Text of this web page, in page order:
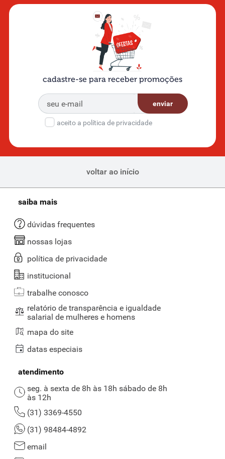
cadastre-se para receber promoções
enviar
aceito a política de privacidade
voltar ao início
saiba mais
dúvidas frequentes
nossas lojas
política de privacidade
institucional
trabalhe conosco
relatório de transparência e igualdade
salarial de mulheres e homens
mapa do site
datas especiais
atendimento
seg. à sexta de 8h às 18h sábado de 8h
às 12h
(31) 3369-4550
(31) 98484-4892
email